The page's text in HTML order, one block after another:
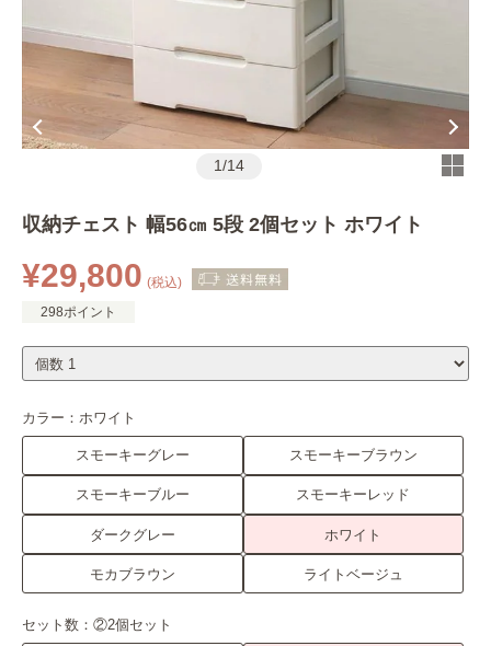
1/14
収納チェスト 幅56㎝ 5段 2個セット ホワイト
¥29,800 (税込)
298ポイント
カラー： ホワイト
スモーキーグレー スモーキーブラウン
スモーキーブルー スモーキーレッド
ダークグレー ホワイト
モカブラウン ライトベージュ
セット数： ②2個セット